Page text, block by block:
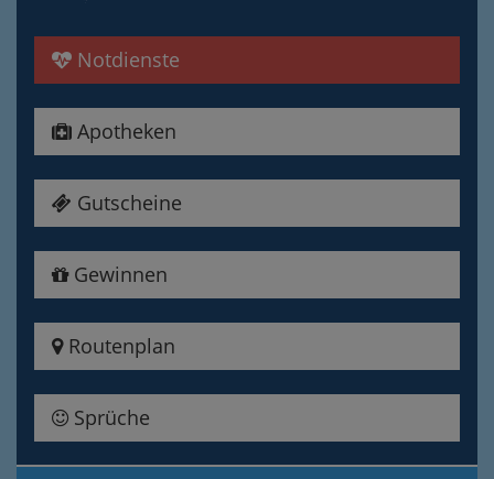
Notdienste
Apotheken
Gutscheine
Gewinnen
Routenplan
Sprüche